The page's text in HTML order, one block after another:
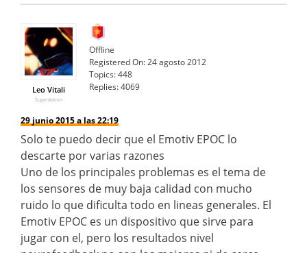
Leo Vitali
SuperAdmin
Offline
Registered On:24 agosto 2012
Topics:448
Replies:4069
29 junio 2015 a las 22:19
Solo te puedo decir que el Emotiv EPOC lo
descarte por varias razones
Uno de los principales problemas es el tema de
los sensores de muy baja calidad con mucho
ruido lo que dificulta todo en lineas generales. El
Emotiv EPOC es un dispositivo que sirve para
jugar con el, pero los resultados nivel